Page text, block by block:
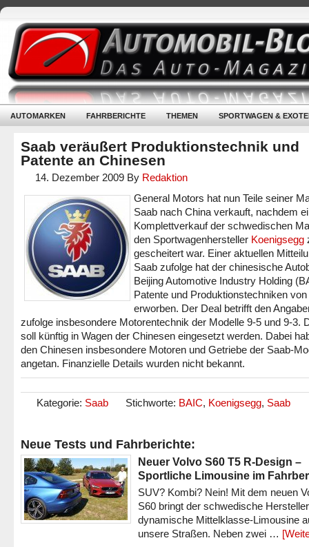
AUTOMARKEN FAHRBERICHTE THEMEN SPORTWAGEN &
Saab veräußert Produktionstechnik und
Patente an Chinesen
14. Dezember 2009 By Redaktion
General Motors hat nun Teile seiner
Saab nach China verkauft, nachdem
Komplettverkauf der schwedischen
den Sportwagenhersteller Koenigsegg
gescheitert war. Einer aktuellen
Saab zufolge hat der chinesische
Beijing Automotive Industry Holding
Patente und Produktionstechniken
erworben. Der Deal betrifft den
zufolge insbesondere Motorentechnik der Modelle 9-5 und 9-3.
soll künftig in Wagen der Chinesen eingesetzt werden. Dabei
den Chinesen insbesondere Motoren und Getriebe der Saab-
angetan. Finanzielle Details wurden nicht bekannt.
Kategorie: Saab Stichworte: BAIC, Koenigsegg, Saab
Neue Tests und Fahrberichte:
Neuer Volvo S60 T5 R-Design –
Sportliche Limousine im
SUV? Kombi? Nein! Mit dem neuen
S60 bringt der schwedische
dynamische Mittelklasse-Limousine
unsere Straßen. Neben zwei …